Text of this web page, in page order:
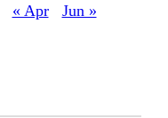
« Apr
Jun »